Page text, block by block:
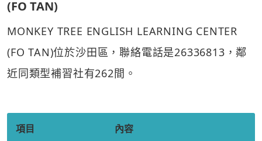
(FO TAN)
MONKEY TREE ENGLISH LEARNING CENTER
(FO TAN)位於沙田區，聯絡電話是26336813，鄰
近同類型補習社有262間。
項目 內容